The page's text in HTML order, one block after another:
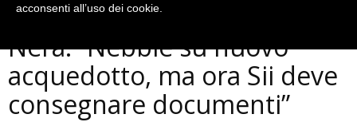
Terni, Comitato difesa del
Nera: “Nebbie su nuovo
acquedotto, ma ora Sii deve
consegnare documenti”
acconsenti all’uso dei cookie.